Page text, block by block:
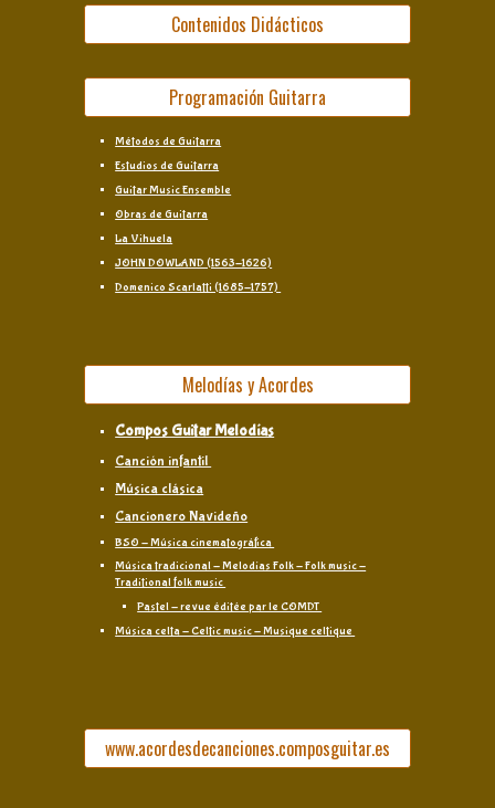
Contenidos Didácticos
Programación Guitarra
Métodos de Guitarra
Estudios de Guitarra
Guitar Music Ensemble
Obras de Guitarra
La Vihuela
JOHN DOWLAND (1563-1626)
Domenico Scarlatti (1685-1757)
Melodías y Acordes
Compos Guitar Melodías
Canción infantil
Música clásica
Cancionero Navideño
BSO - Música cinematográfica
Música tradicional - Melodías Folk - Folk music -
Traditional folk music
Pastel - revue éditée par le COMDT
Música celta - Celtic music - Musique celtique
www.acordesdecanciones.composguitar.es